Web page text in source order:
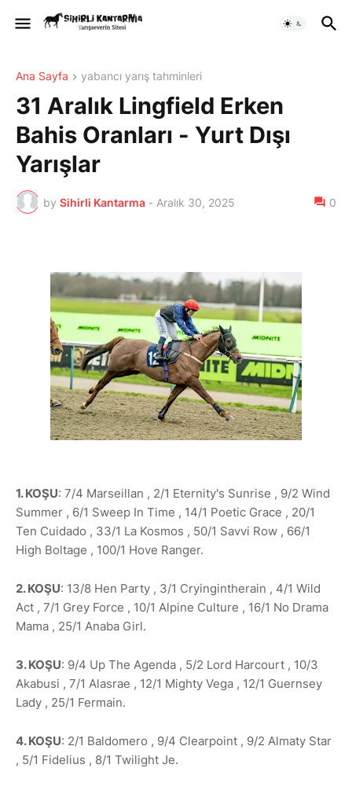
Ana Sayfa yabancı yarış tahminleri
31 Aralık Lingfield Erken
Bahis Oranları - Yurt Dışı
Yarışlar
by Sihirli Kantarma - Aralık 30, 2025 0
1. KOŞU: 7/4 Marseillan , 2/1 Eternity's Sunrise , 9/2 Wind
Summer , 6/1 Sweep In Time , 14/1 Poetic Grace , 20/1
Ten Cuidado , 33/1 La Kosmos , 50/1 Savvi Row , 66/1
High Boltage , 100/1 Hove Ranger.
2. KOŞU: 13/8 Hen Party , 3/1 Cryingintherain , 4/1 Wild
Act , 7/1 Grey Force , 10/1 Alpine Culture , 16/1 No Drama
Mama , 25/1 Anaba Girl.
3. KOŞU: 9/4 Up The Agenda , 5/2 Lord Harcourt , 10/3
Akabusi , 7/1 Alasrae , 12/1 Mighty Vega , 12/1 Guernsey
Lady , 25/1 Fermain.
4. KOŞU: 2/1 Baldomero , 9/4 Clearpoint , 9/2 Almaty Star
, 5/1 Fidelius , 8/1 Twilight Je.